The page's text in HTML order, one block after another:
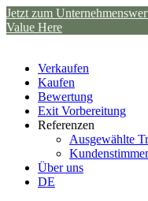
Jetzt zum
Value Here
Verkaufen
Kaufen
Bewertung
Exit Vorbereitung
Referenzen
Ausgewählte
Über uns
DE